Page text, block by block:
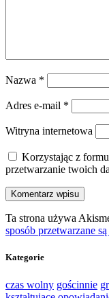
Nazwa *
Adres e-mail *
Witryna internetowa
Korzystając z
przetwarzanie twoich
Ta strona używa
sposób przetwarzane
Kategorie
czas wolny gościnnie